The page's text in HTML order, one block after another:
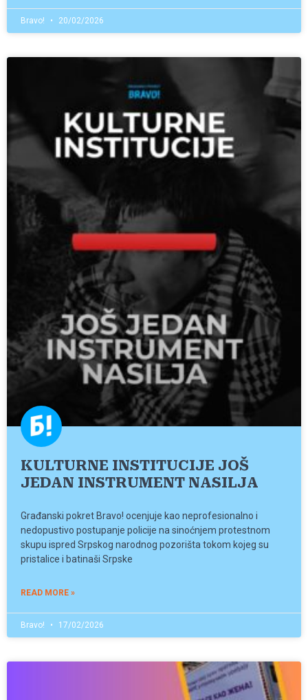
Bravo! 20/02/2026
KULTURNE INSTITUCIJE JOŠ
JEDAN INSTRUMENT NASILJA
Građanski pokret Bravo! ocenjuje kao neprofesionalno i
nedopustivo postupanje policije na sinoćnjem protestnom
skupu ispred Srpskog narodnog pozorišta tokom kojeg su
pristalice i batinaši Srpske
READ MORE »
Bravo! 17/02/2026